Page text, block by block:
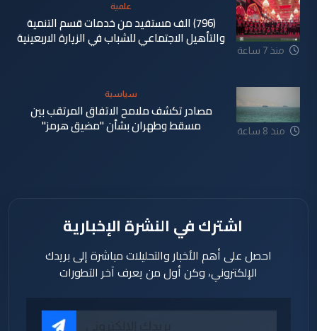
منذ 7 ساعة
علمية
(796) الف مستفيد من خدمات قسم التنمية
والتأهيل الاجتماعي للشباب في الزيارة الاربعينية
منذ 8 ساعة
سياسية
مصادر تكشف ملامح الاتفاق المرتقب بين
مسقط وطهران بشأن "مضيق هرمز"
اشترك في النشرة الإخبارية
احصل على أهم الأخبار والتحليلات مباشرة إلى بريدك
الإلكتروني، وكن أول من يعرف آخر التطورات